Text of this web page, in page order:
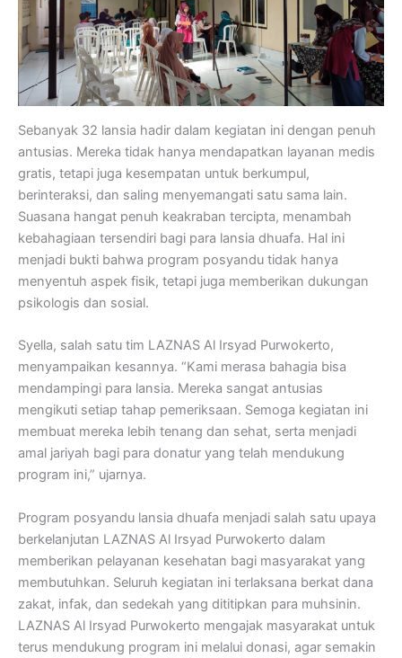
Sebanyak 32 lansia hadir dalam kegiatan ini dengan penuh
antusias. Mereka tidak hanya mendapatkan layanan medis
gratis, tetapi juga kesempatan untuk berkumpul,
berinteraksi, dan saling menyemangati satu sama lain.
Suasana hangat penuh keakraban tercipta, menambah
kebahagiaan tersendiri bagi para lansia dhuafa. Hal ini
menjadi bukti bahwa program posyandu tidak hanya
menyentuh aspek fisik, tetapi juga memberikan dukungan
psikologis dan sosial.
Syella, salah satu tim LAZNAS Al Irsyad Purwokerto,
menyampaikan kesannya. “Kami merasa bahagia bisa
mendampingi para lansia. Mereka sangat antusias
mengikuti setiap tahap pemeriksaan. Semoga kegiatan ini
membuat mereka lebih tenang dan sehat, serta menjadi
amal jariyah bagi para donatur yang telah mendukung
program ini,” ujarnya.
Program posyandu lansia dhuafa menjadi salah satu upaya
berkelanjutan LAZNAS Al Irsyad Purwokerto dalam
memberikan pelayanan kesehatan bagi masyarakat yang
membutuhkan. Seluruh kegiatan ini terlaksana berkat dana
zakat, infak, dan sedekah yang dititipkan para muhsinin.
LAZNAS Al Irsyad Purwokerto mengajak masyarakat untuk
terus mendukung program ini melalui donasi, agar semakin